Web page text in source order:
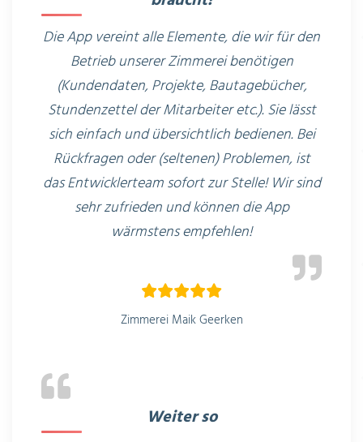
Die App vereint alle Elemente, die wir für den
Betrieb unserer Zimmerei benötigen
(Kundendaten, Projekte, Bautagebücher,
Stundenzettel der Mitarbeiter etc.). Sie lässt
sich einfach und übersichtlich bedienen. Bei
Rückfragen oder (seltenen) Problemen, ist
das Entwicklerteam sofort zur Stelle! Wir sind
sehr zufrieden und können die App
wärmstens empfehlen!
Zimmerei Maik Geerken
Weiter so